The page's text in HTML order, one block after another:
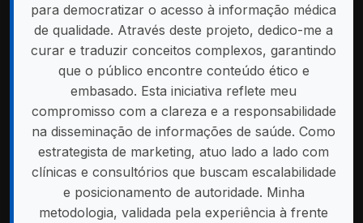
para democratizar o acesso à informação médica
de qualidade. Através deste projeto, dedico-me a
curar e traduzir conceitos complexos, garantindo
que o público encontre conteúdo ético e
embasado. Esta iniciativa reflete meu
compromisso com a clareza e a responsabilidade
na disseminação de informações de saúde. Como
estrategista de marketing, atuo lado a lado com
clínicas e consultórios que buscam escalabilidade
e posicionamento de autoridade. Minha
metodologia, validada pela experiência à frente